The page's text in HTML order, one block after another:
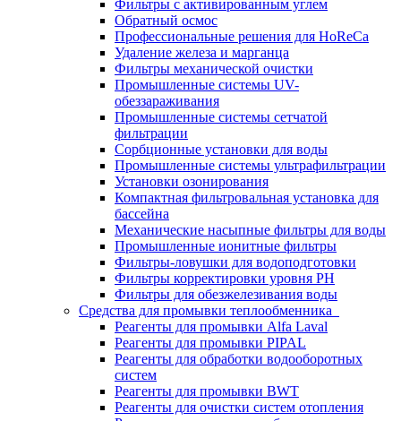
Фильтры с активированным углем
Обратный осмос
Профессиональные решения для HoReCa
Удаление железа и марганца
Фильтры механической очистки
Промышленные системы UV-
обеззараживания
Промышленные системы сетчатой
фильтрации
Сорбционные установки для воды
Промышленные системы ультрафильтрации
Установки озонирования
Компактная фильтровальная установка для
бассейна
Механические насыпные фильтры для воды
Промышленные ионитные фильтры
Фильтры-ловушки для водоподготовки
Фильтры корректировки уровня PH
Фильтры для обезжелезивания воды
Средства для промывки теплообменника
Реагенты для промывки Alfa Laval
Реагенты для промывки PIPAL
Реагенты для обработки водооборотных
систем
Реагенты для промывки BWT
Реагенты для очистки систем отопления